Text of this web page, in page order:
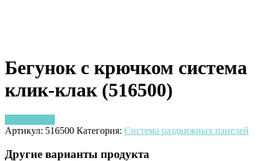
Бегунок с крючком система
клик-клак (516500)
Артикул: 516500 Категория: Система раздвижных панелей
Другие варианты продукта